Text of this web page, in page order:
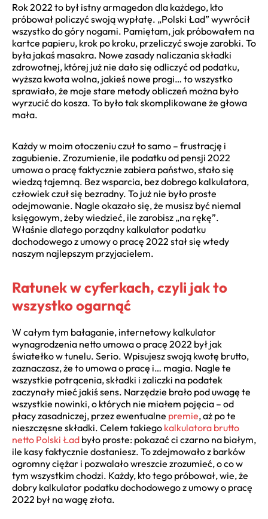
Rok 2022 to był istny armagedon dla każdego, kto
próbował policzyć swoją wypłatę. „Polski Ład” wywrócił
wszystko do góry nogami. Pamiętam, jak próbowałem na
kartce papieru, krok po kroku, przeliczyć swoje zarobki. To
była jakaś masakra. Nowe zasady naliczania składki
zdrowotnej, której już nie dało się odliczyć od podatku,
wyższa kwota wolna, jakieś nowe progi… to wszystko
sprawiało, że moje stare metody obliczeń można było
wyrzucić do kosza. To było tak skomplikowane że głowa
mała.
Każdy w moim otoczeniu czuł to samo – frustrację i
zagubienie. Zrozumienie, ile podatku od pensji 2022
umowa o pracę faktycznie zabiera państwo, stało się
wiedzą tajemną. Bez wsparcia, bez dobrego kalkulatora,
człowiek czuł się bezradny. To już nie było proste
odejmowanie. Nagle okazało się, że musisz być niemal
księgowym, żeby wiedzieć, ile zarobisz „na rękę”.
Właśnie dlatego porządny kalkulator podatku
dochodowego z umowy o pracę 2022 stał się wtedy
naszym najlepszym przyjacielem.
Ratunek w cyferkach, czyli jak to
wszystko ogarnąć
W całym tym bałaganie, internetowy kalkulator
wynagrodzenia netto umowa o pracę 2022 był jak
światełko w tunelu. Serio. Wpisujesz swoją kwotę brutto,
zaznaczasz, że to umowa o pracę i… magia. Nagle te
wszystkie potrącenia, składki i zaliczki na podatek
zaczynały mieć jakiś sens. Narzędzie brało pod uwagę te
wszystkie nowinki, o których nie miałem pojęcia – od
płacy zasadniczej, przez ewentualne premie, aż po te
nieszczęsne składki. Celem takiego kalkulatora brutto
netto Polski Ład było proste: pokazać ci czarno na białym,
ile kasy faktycznie dostaniesz. To zdejmowało z barków
ogromny ciężar i pozwalało wreszcie zrozumieć, o co w
tym wszystkim chodzi. Każdy, kto tego próbował, wie, że
dobry kalkulator podatku dochodowego z umowy o pracę
2022 był na wagę złota.